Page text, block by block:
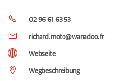
02 96 61 63 53
richard.moto@wanadoo.fr
Webseite
Wegbeschreibung